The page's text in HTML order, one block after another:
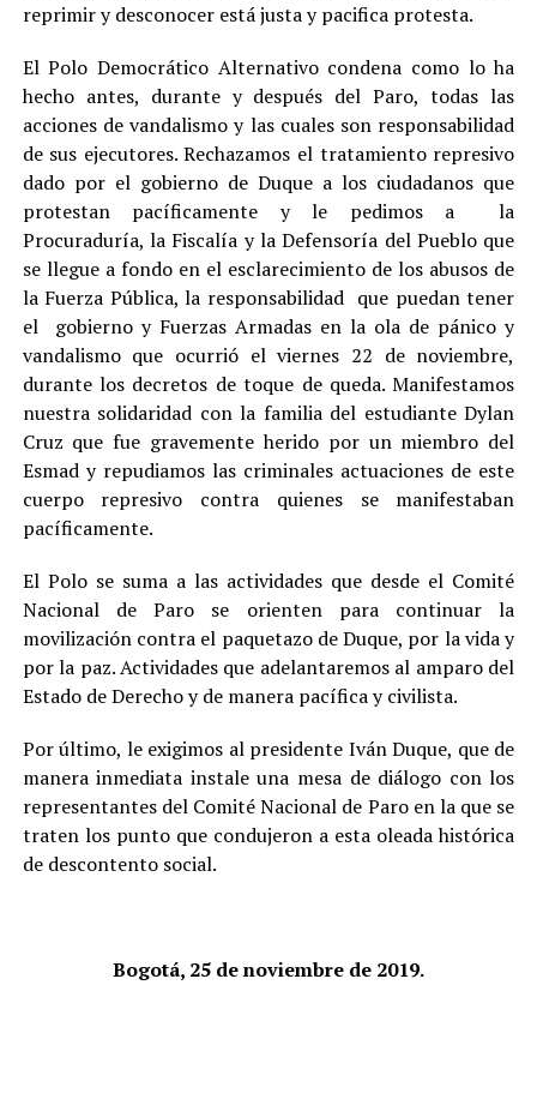
reprimir y desconocer está justa y pacifica protesta.
El Polo Democrático Alternativo condena como lo ha
hecho antes, durante y después del Paro, todas las
acciones de vandalismo y las cuales son responsabilidad
de sus ejecutores. Rechazamos el tratamiento represivo
dado por el gobierno de Duque a los ciudadanos que
protestan pacíficamente y le pedimos a la
Procuraduría, la Fiscalía y la Defensoría del Pueblo que
se llegue a fondo en el esclarecimiento de los abusos de
la Fuerza Pública, la responsabilidad que puedan tener
el gobierno y Fuerzas Armadas en la ola de pánico y
vandalismo que ocurrió el viernes 22 de noviembre,
durante los decretos de toque de queda. Manifestamos
nuestra solidaridad con la familia del estudiante Dylan
Cruz que fue gravemente herido por un miembro del
Esmad y repudiamos las criminales actuaciones de este
cuerpo represivo contra quienes se manifestaban
pacíficamente.
El Polo se suma a las actividades que desde el Comité
Nacional de Paro se orienten para continuar la
movilización contra el paquetazo de Duque, por la vida y
por la paz. Actividades que adelantaremos al amparo del
Estado de Derecho y de manera pacífica y civilista.
Por último, le exigimos al presidente Iván Duque, que de
manera inmediata instale una mesa de diálogo con los
representantes del Comité Nacional de Paro en la que se
traten los punto que condujeron a esta oleada histórica
de descontento social.
Bogotá, 25 de noviembre de 2019.